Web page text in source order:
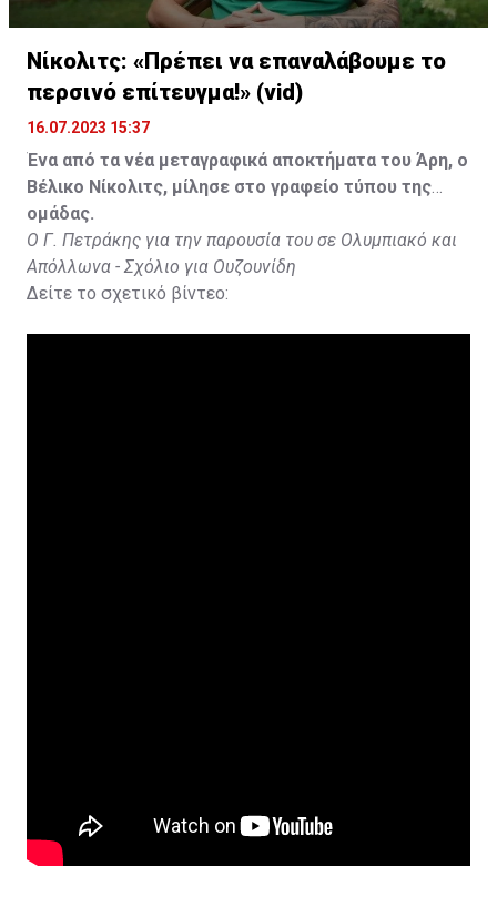
Νίκολιτς: «Πρέπει να επαναλάβουμε το
περσινό επίτευγμα!» (vid)
16.07.2023 15:37
Ένα από τα νέα μεταγραφικά αποκτήματα του Άρη, ο
Βέλικο Νίκολιτς, μίλησε στο γραφείο τύπου της
ομάδας.
Ο Γ. Πετράκης για την παρουσία του σε Ολυμπιακό και
Απόλλωνα - Σχόλιο για Ουζουνίδη
Δείτε το σχετικό βίντεο: